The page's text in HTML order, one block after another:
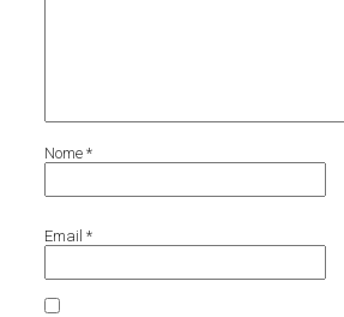
Nome*
Email*